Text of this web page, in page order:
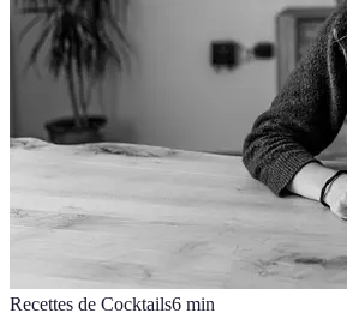
Recettes de Cocktails6 min